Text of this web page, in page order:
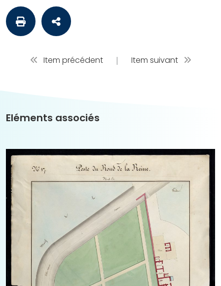
Item précédent | Item suivant
Eléments associés